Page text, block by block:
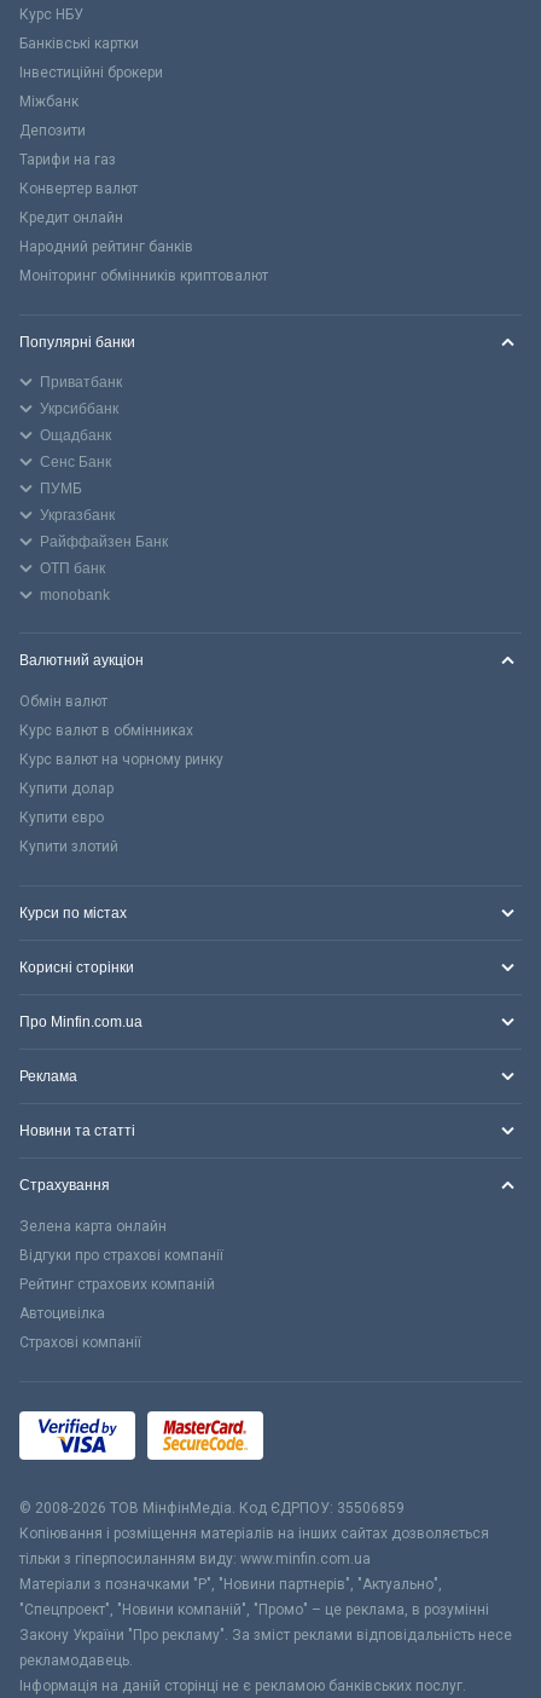
Курс НБУ
Банківські картки
Інвестиційні брокери
Міжбанк
Депозити
Тарифи на газ
Конвертер валют
Кредит онлайн
Народний рейтинг банків
Моніторинг обмінників криптовалют
Популярні банки
Приватбанк
Укрсиббанк
Ощадбанк
Сенс Банк
ПУМБ
Укргазбанк
Райффайзен Банк
ОТП банк
monobank
Валютний аукціон
Обмін валют
Курс валют в обмінниках
Курс валют на чорному ринку
Купити долар
Купити євро
Купити злотий
Курси по містах
Корисні сторінки
Про Minfin.com.ua
Реклама
Новини та статті
Страхування
Зелена карта онлайн
Відгуки про страхові компанії
Рейтинг страхових компаній
Автоцивілка
Страхові компанії
© 2008-2026 ТОВ МiнфiнМедiа. Код ЄДРПОУ: 35506859
Копіювання і розміщення матеріалів на інших сайтах дозволяється
тільки з гіперпосиланням виду: www.minfin.com.ua
Матеріали з позначками "Р", "Новини партнерів", "Актуально",
"Спецпроект", "Новини компаній", "Промо" – це реклама, в розумінні
Закону України "Про рекламу". За зміст реклами відповідальність несе
рекламодавець.
Інформація на даній сторінці не є рекламою банківських послуг.